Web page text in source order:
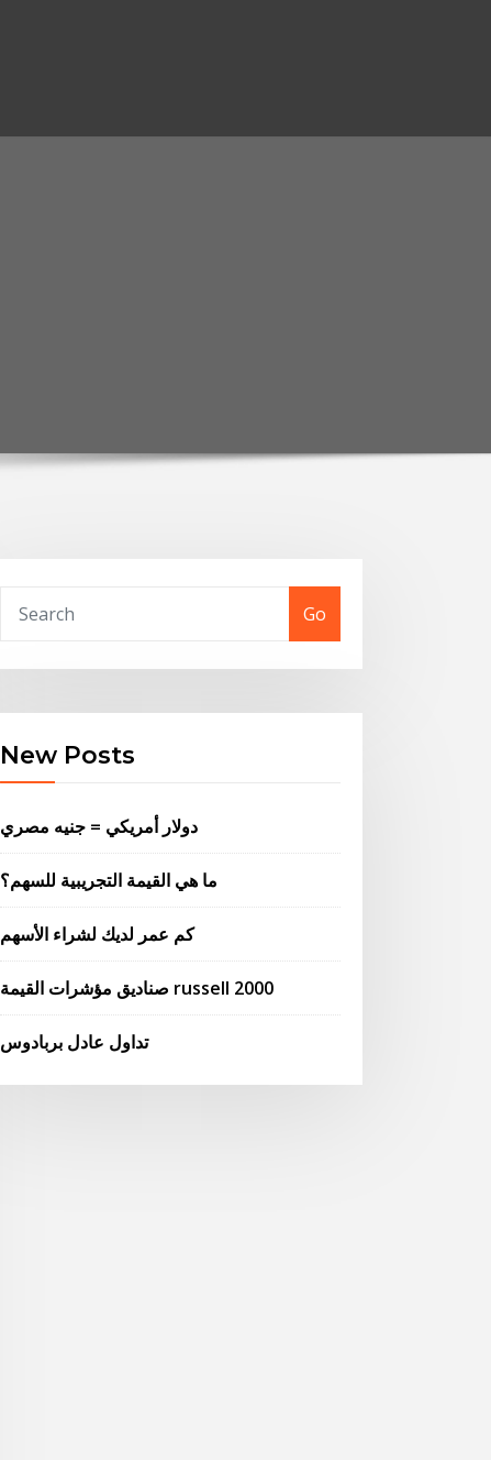
Go
New Posts
دولار أمريكي = جنيه مصري
ما هي القيمة التجريبية للسهم؟
كم عمر لديك لشراء الأسهم
صناديق مؤشرات القيمة russell 2000
تداول عادل بربادوس